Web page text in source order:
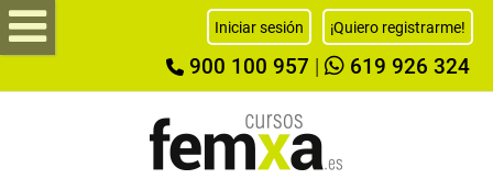
Iniciar sesión ¡Quiero registrarme!
900 100 957 619 926 324